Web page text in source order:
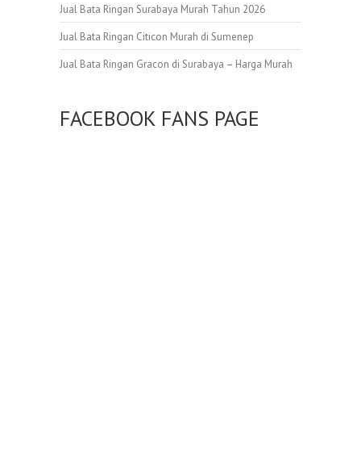
Jual Bata Ringan Surabaya Murah Tahun 2026
Jual Bata Ringan Citicon Murah di Sumenep
Jual Bata Ringan Gracon di Surabaya – Harga Murah
FACEBOOK FANS PAGE